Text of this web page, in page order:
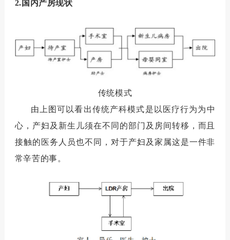
2. 国内产房现状
传统模式
由上图可以看出传统产科模式是以医疗行为为中
心，产妇及新生儿须在不同的部门及房间转移，而且
接触的医务人员也不同，对于产妇及家属这是一件非
常辛苦的事。